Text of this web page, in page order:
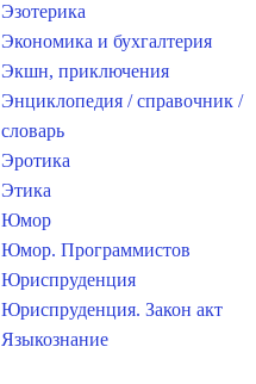
Эзотерика
Экономика и бухгалтерия
Экшн, приключения
Энциклопедия / справочник /
словарь
Эротика
Этика
Юмор
Юмор. Программистов
Юриспруденция
Юриспруденция. Закон акт
Языкознание